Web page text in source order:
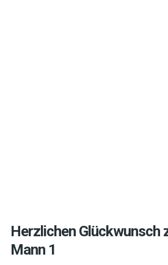
Herzlichen Glückwunsch
Mann 1